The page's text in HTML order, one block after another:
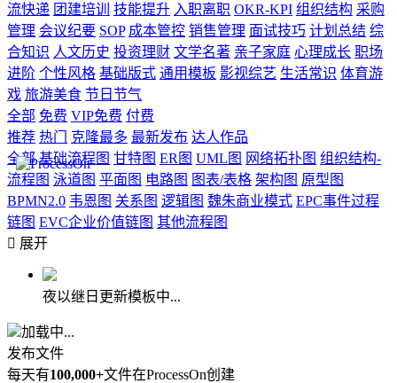
流快递 团建培训 技能提升 入职离职 OKR-KPI 组织结构 采购
管理 会议纪要 SOP 成本管控 销售管理 面试技巧 计划总结 综
合知识 人文历史 投资理财 文学名著 亲子家庭 心理成长 职场
进阶 个性风格 基础版式 通用模板 影视综艺 生活常识 体育游
戏 旅游美食 节日节气
全部 免费 VIP免费 付费
推荐 热门 克隆最多 最新发布 达人作品
全部 基础流程图 甘特图 ER图 UML图 网络拓扑图 组织结构-
流程图 泳道图 平面图 电路图 图表/表格 架构图 原型图
BPMN2.0 韦恩图 关系图 逻辑图 魏朱商业模式 EPC事件过程
链图 EVC企业价值链图 其他流程图
 展开
夜以继日更新模板中...
加载中...
发布文件
每天有100,000+文件在ProcessOn创建